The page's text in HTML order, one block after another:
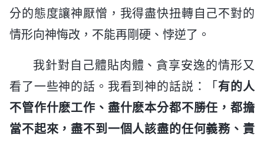
分的態度讓神厭憎，我得盡快扭轉自己不對的
情形向神悔改，不能再剛硬、悖逆了。
我針對自己體貼肉體、貪享安逸的情形又
看了一些神的話。我看到神的話説：「 有的人
不管作什麽工作、盡什麽本分都不勝任，都擔
當不起來，盡不到一個人該盡的任何義務、責